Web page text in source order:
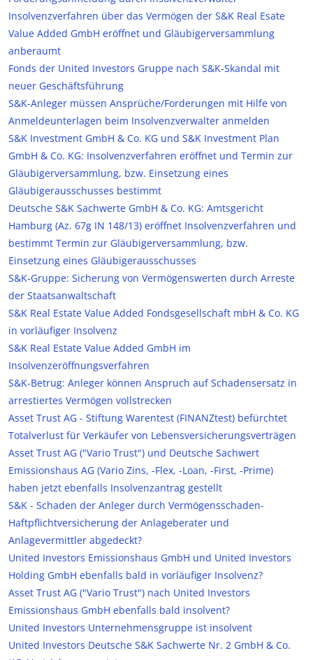
Insolvenzverfahren über das Vermögen der S&K Real Esate
Value Added GmbH eröffnet und Gläubigerversammlung
anberaumt
Fonds der United Investors Gruppe nach S&K-Skandal mit
neuer Geschäftsführung
S&K-Anleger müssen Ansprüche/Forderungen mit Hilfe von
Anmeldeunterlagen beim Insolvenzverwalter anmelden
S&K Investment GmbH & Co. KG und S&K Investment Plan
GmbH & Co. KG: Insolvenzverfahren eröffnet und Termin zur
Gläubigerversammlung, bzw. Einsetzung eines
Gläubigerausschusses bestimmt
Deutsche S&K Sachwerte GmbH & Co. KG: Amtsgericht
Hamburg (Az. 67g IN 148/13) eröffnet Insolvenzverfahren und
bestimmt Termin zur Gläubigerversammlung, bzw.
Einsetzung eines Gläubigerausschusses
S&K-Gruppe: Sicherung von Vermögenswerten durch Arreste
der Staatsanwaltschaft
S&K Real Estate Value Added Fondsgesellschaft mbH & Co. KG
in vorläufiger Insolvenz
S&K Real Estate Value Added GmbH im
Insolvenzeröffnungsverfahren
S&K-Betrug: Anleger können Anspruch auf Schadensersatz in
arrestiertes Vermögen vollstrecken
Asset Trust AG - Stiftung Warentest (FINANZtest) befürchtet
Totalverlust für Verkäufer von Lebensversicherungsverträgen
Asset Trust AG ("Vario Trust") und Deutsche Sachwert
Emissionshaus AG (Vario Zins, -Flex, -Loan, -First, -Prime)
haben jetzt ebenfalls Insolvenzantrag gestellt
S&K - Schaden der Anleger durch Vermögensschaden-
Haftpflichtversicherung der Anlageberater und
Anlagevermittler abgedeckt?
United Investors Emissionshaus GmbH und United Investors
Holding GmbH ebenfalls bald in vorläufiger Insolvenz?
Asset Trust AG ("Vario Trust") nach United Investors
Emissionshaus GmbH ebenfalls bald insolvent?
United Investors Unternehmensgruppe ist insolvent
United Investors Deutsche S&K Sachwerte Nr. 2 GmbH & Co.